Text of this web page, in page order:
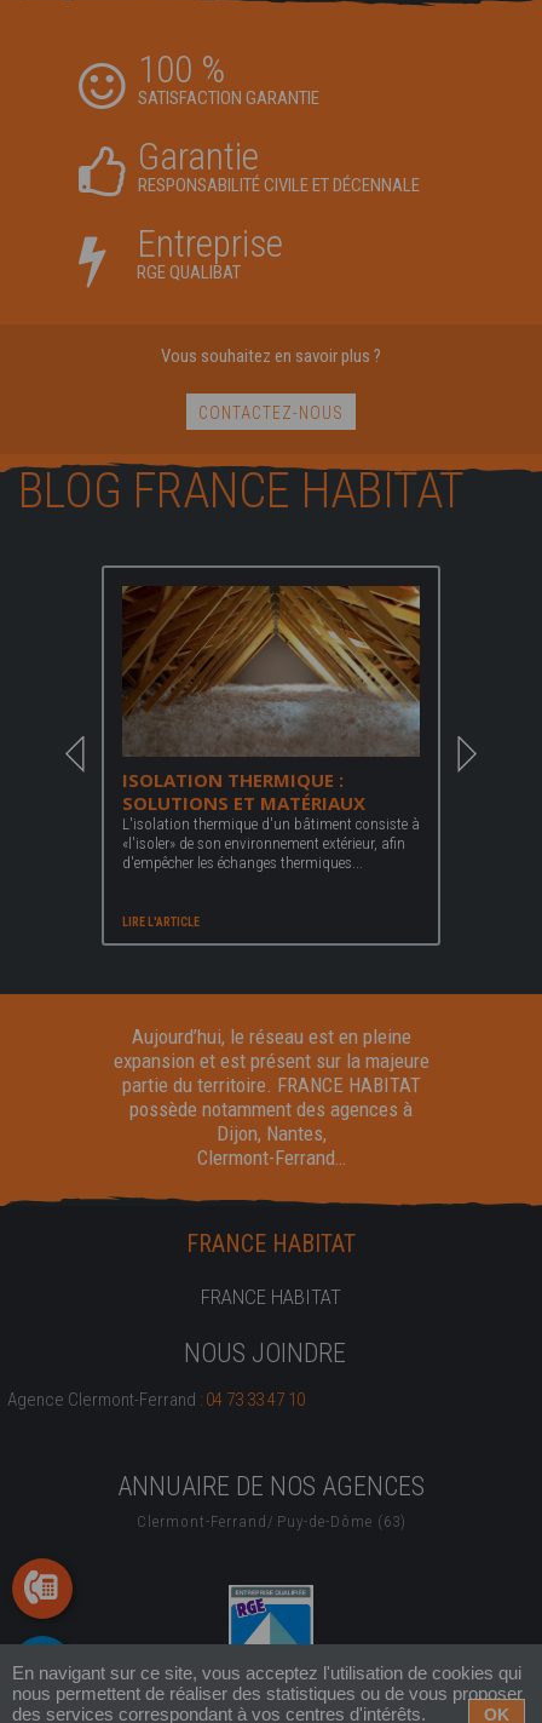
En navigant sur ce site, vous acceptez l'utilisation de cookies qui
nous permettent de réaliser des statistiques ou de vous proposer
des services correspondant à vos centres d'intérêts.
OK
100 %
SATISFACTION GARANTIE
Garantie
RESPONSABILITÉ CIVILE ET DÉCENNALE
Entreprise
RGE QUALIBAT
Vous souhaitez en savoir plus ?
CONTACTEZ-NOUS
BLOG FRANCE HABITAT
ISOLATION THERMIQUE :
SOLUTIONS ET MATÉRIAUX
L'isolation thermique d'un bâtiment consiste à
«l'isoler» de son environnement extérieur, afin
d'empêcher les échanges thermiques...
LIRE L'ARTICLE
Aujourd’hui, le réseau est en pleine
expansion et est présent sur la majeure
partie du territoire. FRANCE HABITAT
possède notamment des agences à
Dijon, Nantes,
Clermont-Ferrand…
FRANCE HABITAT
FRANCE HABITAT
NOUS JOINDRE
Agence Clermont-Ferrand : 04 73 33 47 10
ANNUAIRE DE NOS AGENCES
Clermont-Ferrand / Puy-de-Dôme (63)
© FRANCE HABITAT 2014 - Mentions légales- Plan du site